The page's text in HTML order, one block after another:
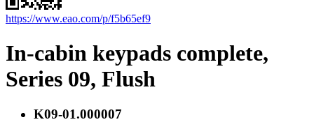
https://www.eao.com/p/f5b65ef9
In-cabin keypads complete,
Series 09, Flush
K09-01.000007